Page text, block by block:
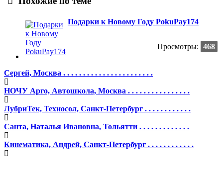
Подарки к Новому Году PokuPay174
Просмотры: 468
Сергей, Москва . . . . . . . . . . . . . . . . . . . . . . .
НОЧУ Арго, Автошкола, Москва . . . . . . . . . . . . . . . .
ЛубриТек, Техносол, Санкт-Петербург . . . . . . . . . . . .
Санта, Наталья Ивановна, Тольятти . . . . . . . . . . . . .
Кинематика, Андрей, Санкт-Петербург . . . . . . . . . . . .